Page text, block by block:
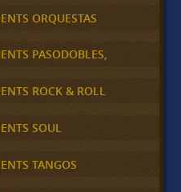
ORQUESTAS
PASODOBLES,
ROCK & ROLL
SOUL
TANGOS